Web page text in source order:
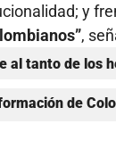
y
,
al tanto de los
de